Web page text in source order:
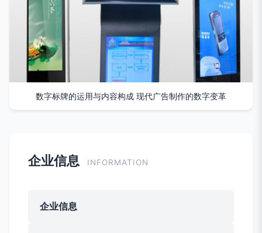
数字标牌的运用与内容构成 现代广告制作的数字变革
企业信息 INFORMATION
企业信息